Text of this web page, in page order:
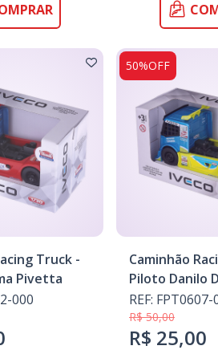
Truck -
Pivetta
000
50%OFF
Caminhão
Piloto Danilo
REF: FPT0607-
R$ 50,00
R$ 25,00